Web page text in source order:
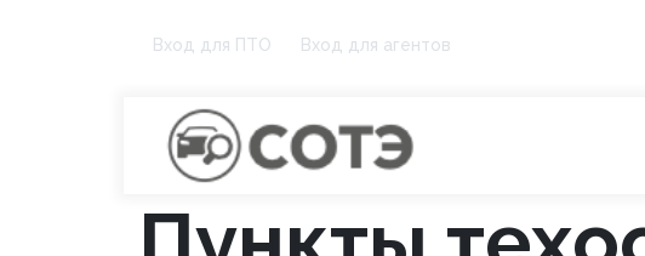
Вход для ПТО Вход для агентов